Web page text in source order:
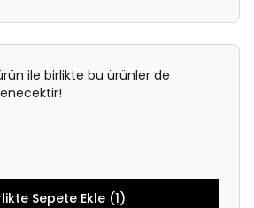
ile birlikte bu ürünler de
Sepete Ekle (1)